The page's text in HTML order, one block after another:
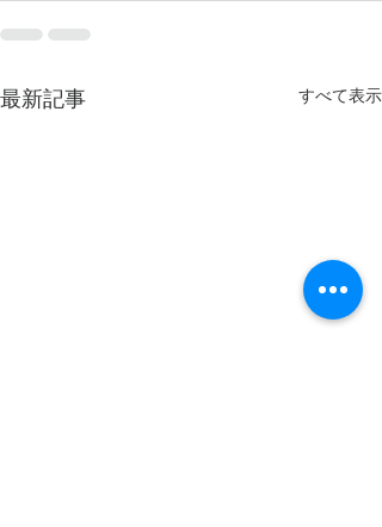
最新記事 すべて表示